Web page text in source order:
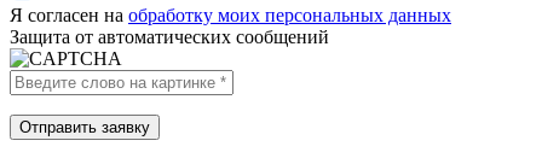
Я согласен на обработку моих персональных данных
Защита от автоматических сообщений